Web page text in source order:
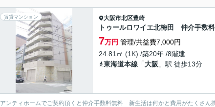
賃貸マンション 大阪市北区豊崎
トゥールロワイエ北梅田 仲介手数
7万円 管理/共益費7,000円
24.81㎡ (1K) /築20年 /8階建
東海道本線 「大阪 」駅 徒歩13分
アンティホームでご契約頂くと仲介手数料無料 新生活は何かと費用がたくさん